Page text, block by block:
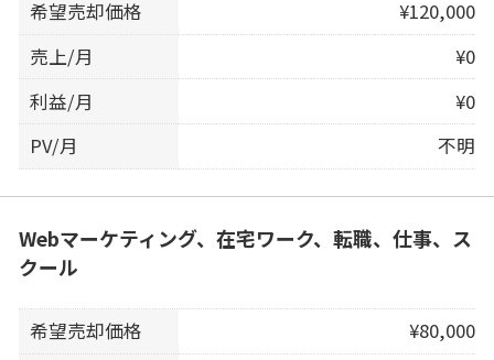
希望売却価格
¥120,000
売上/月
¥0
利益/月
¥0
PV/月
不明
Webマーケティング、在宅ワーク、転職、仕事、ス
クール
希望売却価格
¥80,000